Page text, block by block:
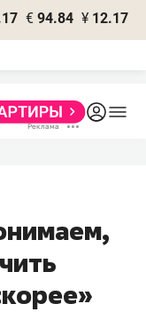
€ 94.84 ¥ 12.17